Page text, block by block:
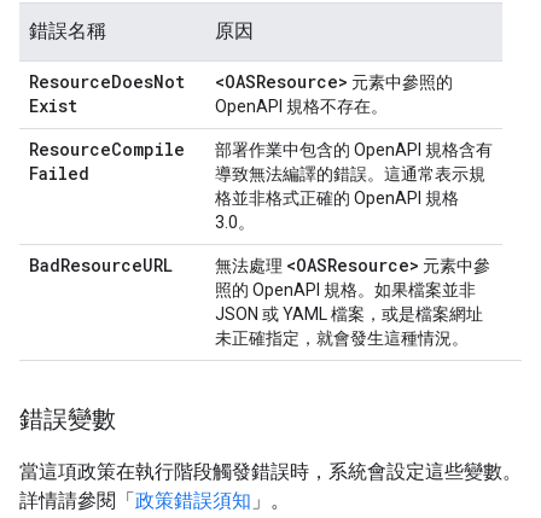
錯誤名稱 原因
ResourceDoesNot
Exist
<OASResource> 元素中參照的
OpenAPI 規格不存在。
ResourceCompile
Failed
部署作業中包含的 OpenAPI 規格含有
導致無法編譯的錯誤。這通常表示規
格並非格式正確的 OpenAPI 規格
3.0。
BadResourceURL 無法處理 <OASResource> 元素中參
照的 OpenAPI 規格。如果檔案並非
JSON 或 YAML 檔案，或是檔案網址
未正確指定，就會發生這種情況。
錯誤變數
當這項政策在執行階段觸發錯誤時，系統會設定這些變數。
詳情請參閱「政策錯誤須知 」。